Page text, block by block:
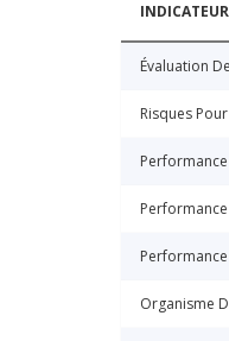
INDICATEUR
Évaluation
Risques
Performance
Organisme